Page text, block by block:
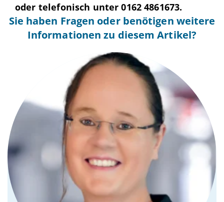
oder telefonisch unter 0162 4861673.
Sie haben Fragen oder benötigen weitere
Informationen zu diesem Artikel?